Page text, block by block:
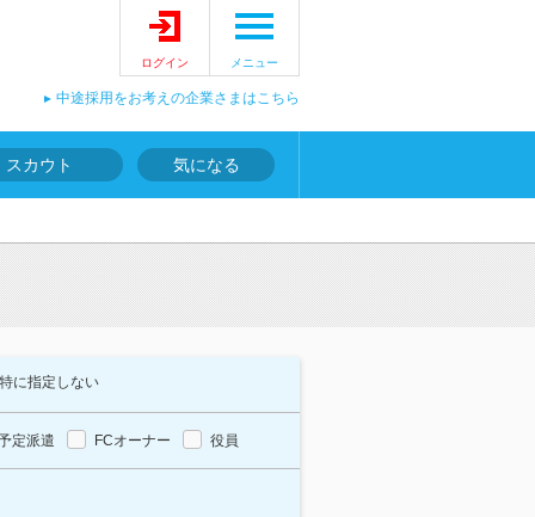
ログイン メニュー
中途採用をお考えの企業さまはこちら
スカウト 気になる
特に指定しない
定派遣 FCオーナー 役員